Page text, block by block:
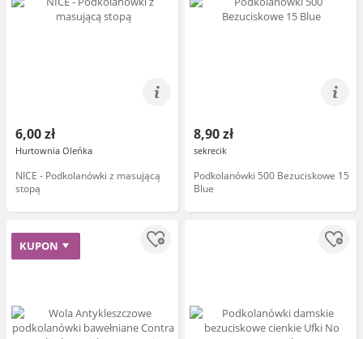
6,00 zł
Hurtownia Oleńka
NICE - Podkolanówki z masującą
stopą
8,90 zł
sekrecik
Podkolanówki 500 Bezuciskowe 15
Blue
KUPON